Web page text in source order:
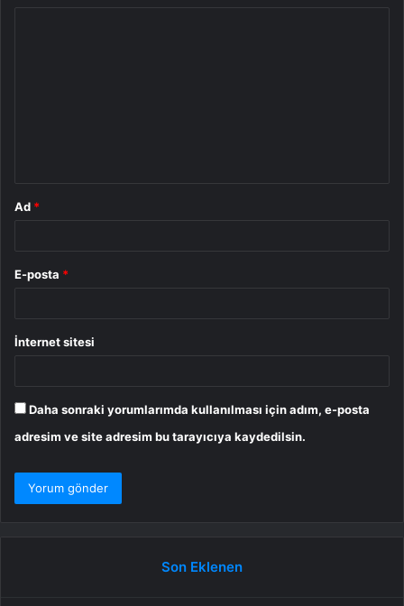
Ad *
E-posta *
İnternet sitesi
Daha sonraki yorumlarımda kullanılması için adım, e-posta
adresim ve site adresim bu tarayıcıya kaydedilsin.
Son Eklenen